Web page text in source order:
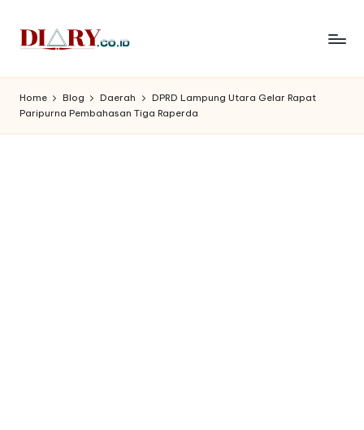
Skip
D
i
a
Indonesia
Home Blog Daerah
DPRD Lampung Utara Gelar Rapat
Paripurna Pembahasan Tiga Raperda